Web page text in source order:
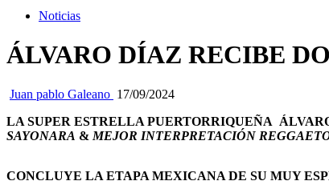
Noticias
ÁLVARO DÍAZ RECIBE
Juan pablo Galeano 17/09/2024
LA SUPER ESTRELLA PUERTORRIQUEÑA
SAYONARA & MEJOR INTERPRETACIÓN
CONCLUYE LA ETAPA MEXICANA DE SU MUY